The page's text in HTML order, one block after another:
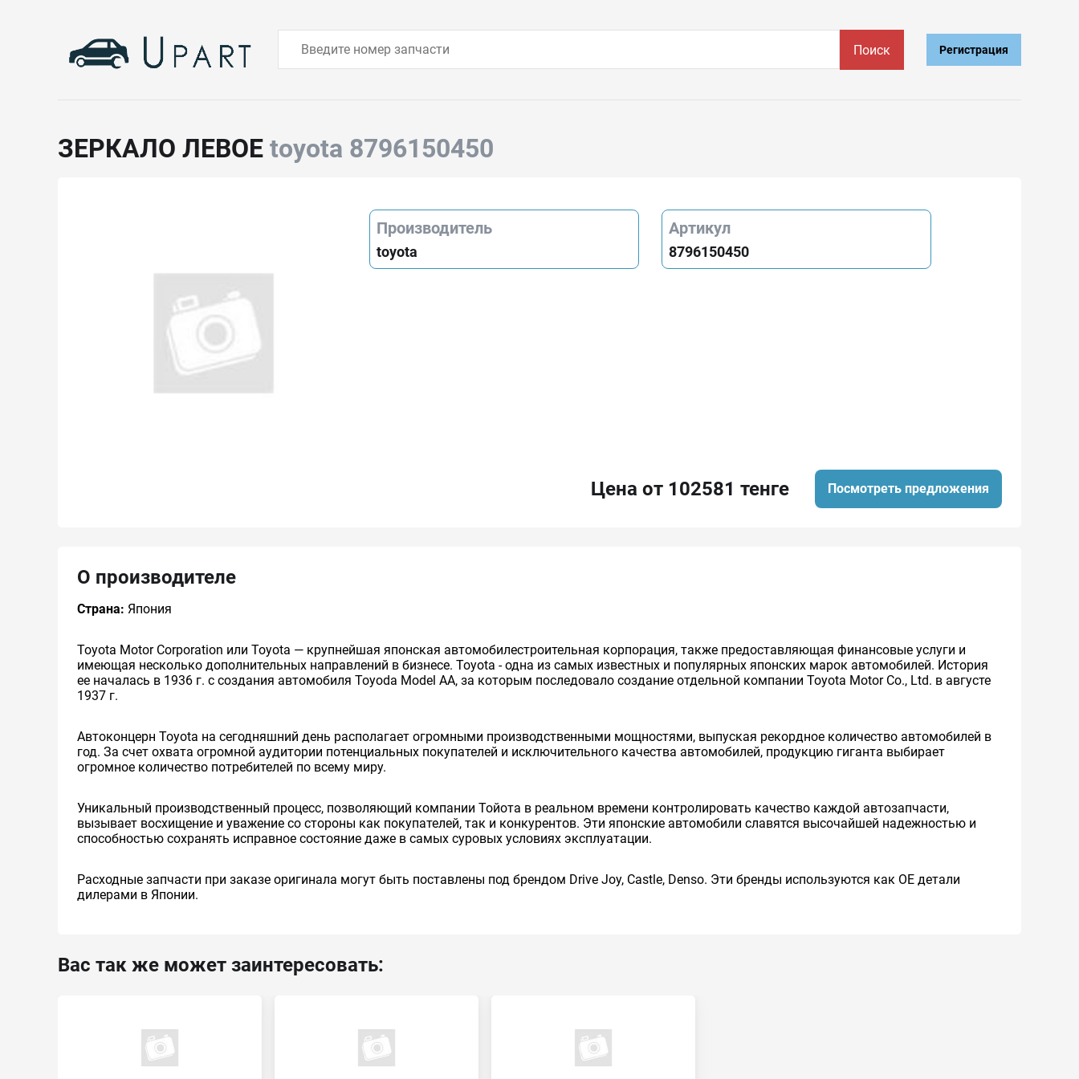
Поиск Регистрация
ЗЕРКАЛО ЛЕВОЕ toyota 8796150450
Производитель
toyota
Артикул
8796150450
Цена от 102581 тенге Посмотреть предложения
О производителе
Страна: Япония
Toyota Motor Corporation или Toyota — крупнейшая японская автомобилестроительная корпорация, также предоставляющая финансовые услуги и
имеющая несколько дополнительных направлений в бизнесе. Toyota - одна из самых известных и популярных японских марок автомобилей. История
ее началась в 1936 г. с создания автомобиля Toyoda Model AA, за которым последовало создание отдельной компании Toyota Motor Co., Ltd. в августе
1937 г.
Автоконцерн Toyota на сегодняшний день располагает огромными производственными мощностями, выпуская рекордное количество автомобилей в
год. За счет охвата огромной аудитории потенциальных покупателей и исключительного качества автомобилей, продукцию гиганта выбирает
огромное количество потребителей по всему миру.
Уникальный производственный процесс, позволяющий компании Тойота в реальном времени контролировать качество каждой автозапчасти,
вызывает восхищение и уважение со стороны как покупателей, так и конкурентов. Эти японские автомобили славятся высочайшей надежностью и
способностью сохранять исправное состояние даже в самых суровых условиях эксплуатации.
Расходные запчасти при заказе оригинала могут быть поставлены под брендом Drive Joy, Castle, Denso. Эти бренды используются как ОЕ детали
дилерами в Японии.
Вас так же может заинтересовать: